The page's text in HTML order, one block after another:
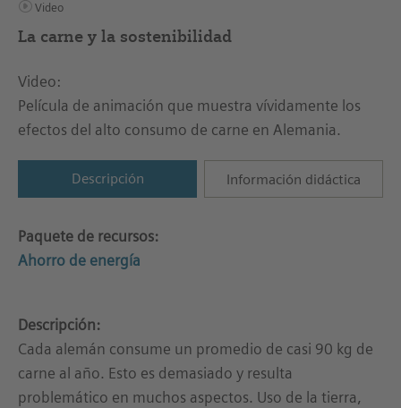
Video
La carne y la sostenibilidad
Video:
Película de animación que muestra vívidamente los
efectos del alto consumo de carne en Alemania.
Descripción Información didáctica
Paquete de recursos:
Ahorro de energía
Descripción:
Cada alemán consume un promedio de casi 90 kg de
carne al año. Esto es demasiado y resulta
problemático en muchos aspectos. Uso de la tierra,